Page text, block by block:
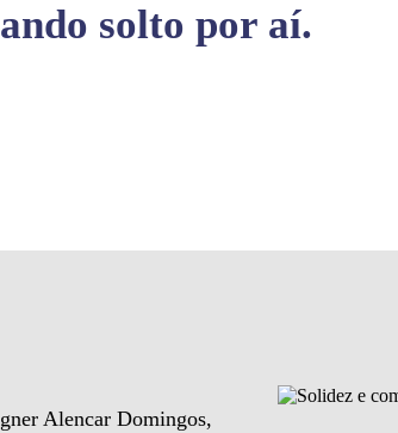
solto por aí.
Alencar Domingos,